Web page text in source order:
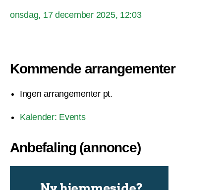
onsdag, 17 december 2025, 12:03
Kommende arrangementer
Ingen arrangementer pt.
Kalender: Events
Anbefaling (annonce)